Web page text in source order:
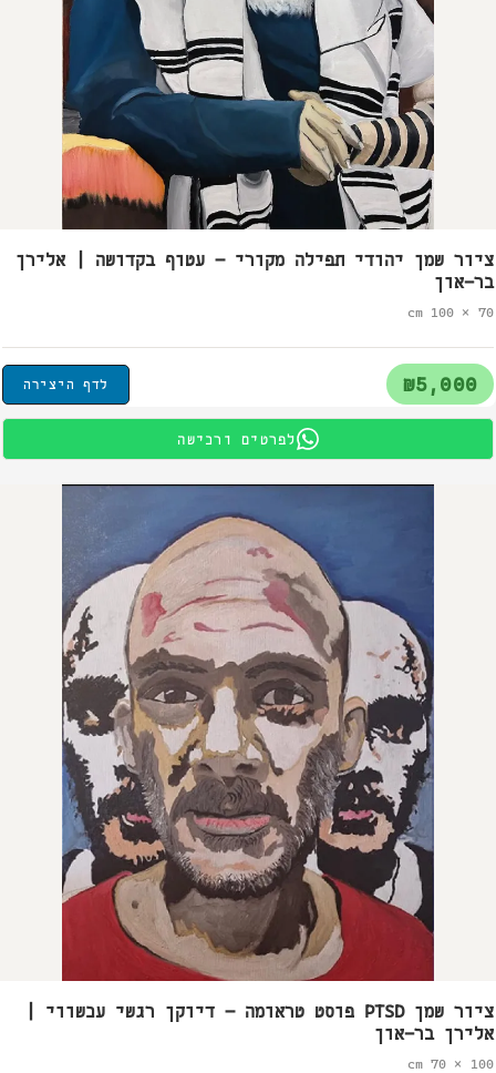
ציור שמן יהודי תפילה מקורי – עטוף בקדושה | אלירן
בר-און
70 × 100 cm
₪5,000 לדף היצירה
לפרטים ורכישה
ציור שמן PTSD פוסט טראומה – דיוקן רגשי עכשווי |
אלירן בר-און
100 × 70 cm